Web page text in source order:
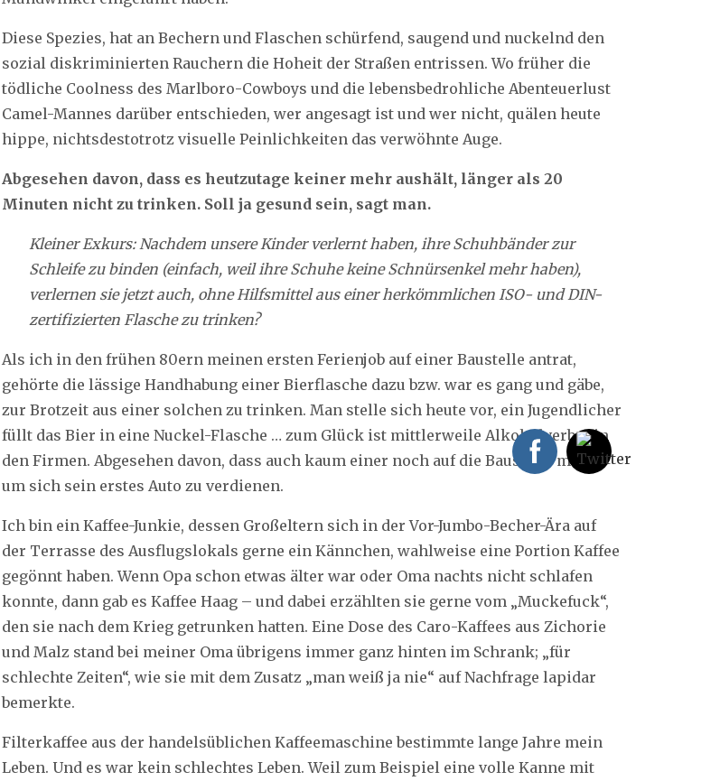
Diese Spezies, hat an Bechern und Flaschen schürfend, saugend und nuckelnd den
sozial diskriminierten Rauchern die Hoheit der Straßen entrissen. Wo früher die
tödliche Coolness des Marlboro-Cowboys und die lebensbedrohliche Abenteuerlust
Camel-Mannes darüber entschieden, wer angesagt ist und wer nicht, quälen heute
hippe, nichtsdestotrotz visuelle Peinlichkeiten das verwöhnte Auge.
Abgesehen davon, dass es heutzutage keiner mehr aushält, länger als 20
Minuten nicht zu trinken. Soll ja gesund sein, sagt man.
Kleiner Exkurs: Nachdem unsere Kinder verlernt haben, ihre Schuhbänder zur
Schleife zu binden (einfach, weil ihre Schuhe keine Schnürsenkel mehr haben),
verlernen sie jetzt auch, ohne Hilfsmittel aus einer herkömmlichen ISO- und DIN-
zertifizierten Flasche zu trinken?
Als ich in den frühen 80ern meinen ersten Ferienjob auf einer Baustelle antrat,
gehörte die lässige Handhabung einer Bierflasche dazu bzw. war es gang und gäbe,
zur Brotzeit aus einer solchen zu trinken. Man stelle sich heute vor, ein Jugendlicher
füllt das Bier in eine Nuckel-Flasche … zum Glück ist mittlerweile Alkoholverbot in
den Firmen. Abgesehen davon, dass auch kaum einer noch auf die Baustelle muss
um sich sein erstes Auto zu verdienen.
Ich bin ein Kaffee-Junkie, dessen Großeltern sich in der Vor-Jumbo-Becher-Ära auf
der Terrasse des Ausflugslokals gerne ein Kännchen, wahlweise eine Portion Kaffee
gegönnt haben. Wenn Opa schon etwas älter war oder Oma nachts nicht schlafen
konnte, dann gab es Kaffee Haag – und dabei erzählten sie gerne vom „Muckefuck“,
den sie nach dem Krieg getrunken hatten. Eine Dose des Caro-Kaffees aus Zichorie
und Malz stand bei meiner Oma übrigens immer ganz hinten im Schrank; „für
schlechte Zeiten“, wie sie mit dem Zusatz „man weiß ja nie“ auf Nachfrage lapidar
bemerkte.
Filterkaffee aus der handelsüblichen Kaffeemaschine bestimmte lange Jahre mein
Leben. Und es war kein schlechtes Leben. Weil zum Beispiel eine volle Kanne mit